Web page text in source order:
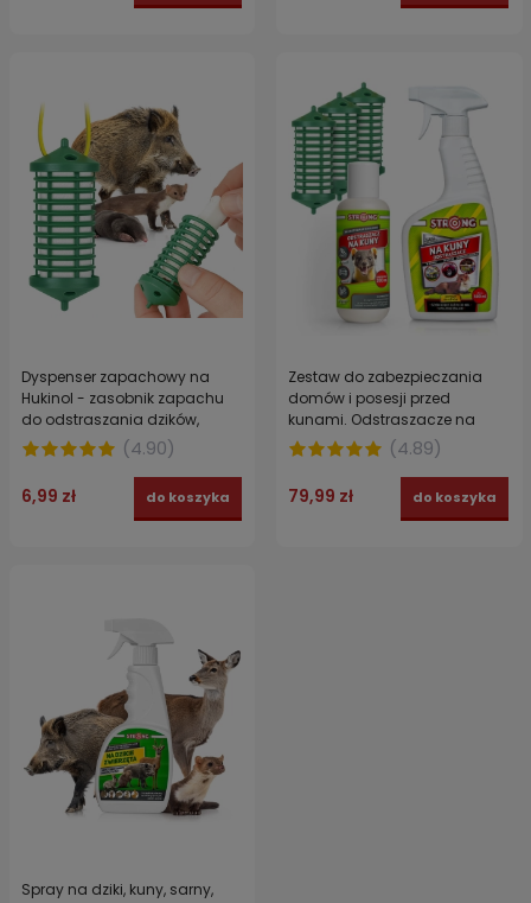
Dyspenser zapachowy na
Hukinol - zasobnik zapachu
do odstraszania dzików,
saren, lisów i kun 1 szt.
(4.90)
6,99 zł do koszyka
Zestaw do zabezpieczania
domów i posesji przed
kunami. Odstraszacze na
kuny w sprayu i koncentracie
STRONG + 3x dyspenser -
Zestaw KUNAGUARD
(4.89)
79,99 zł do koszyka
Spray na dziki, kuny, sarny,